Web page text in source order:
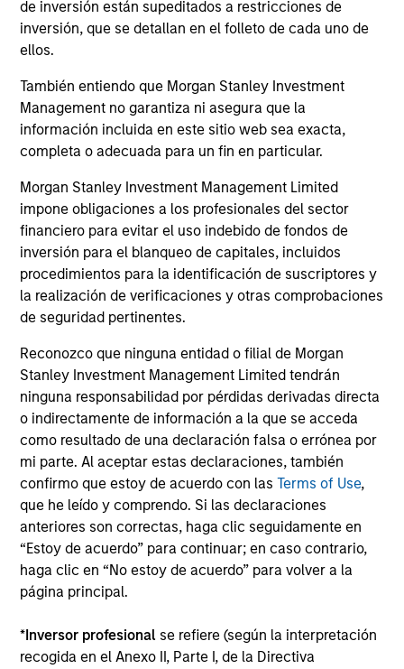
de inversión están supeditados a restricciones de
inversión, que se detallan en el folleto de cada uno de
ellos.
También entiendo que Morgan Stanley Investment
Management no garantiza ni asegura que la
información incluida en este sitio web sea exacta,
completa o adecuada para un fin en particular.
Morgan Stanley Investment Management Limited
impone obligaciones a los profesionales del sector
financiero para evitar el uso indebido de fondos de
inversión para el blanqueo de capitales, incluidos
procedimientos para la identificación de suscriptores y
la realización de verificaciones y otras comprobaciones
de seguridad pertinentes.
Reconozco que ninguna entidad o filial de Morgan
Stanley Investment Management Limited tendrán
ninguna responsabilidad por pérdidas derivadas directa
o indirectamente de información a la que se acceda
como resultado de una declaración falsa o errónea por
mi parte. Al aceptar estas declaraciones, también
confirmo que estoy de acuerdo con lasTerms of Use,
que he leído y comprendo. Si las declaraciones
anteriores son correctas, haga clic seguidamente en
“Estoy de acuerdo” para continuar; en caso contrario,
haga clic en “No estoy de acuerdo” para volver a la
página principal.
*Inversor profesional se refiere (según la interpretación
recogida en el Anexo II, Parte I, de la Directiva
companies in strong financial condition with
equities priced below our fair value
Atlanta Capital High Quality Small Cap
Guided by a fundamental core approach
that seeks to invest in small-cap companies
in strong financial condition with equities
priced below our fair value estimate.
ARTÍCULOS RELACIONADOS
ARTÍCULO
Why Quality Stocks Still Matter in
Today’s Market